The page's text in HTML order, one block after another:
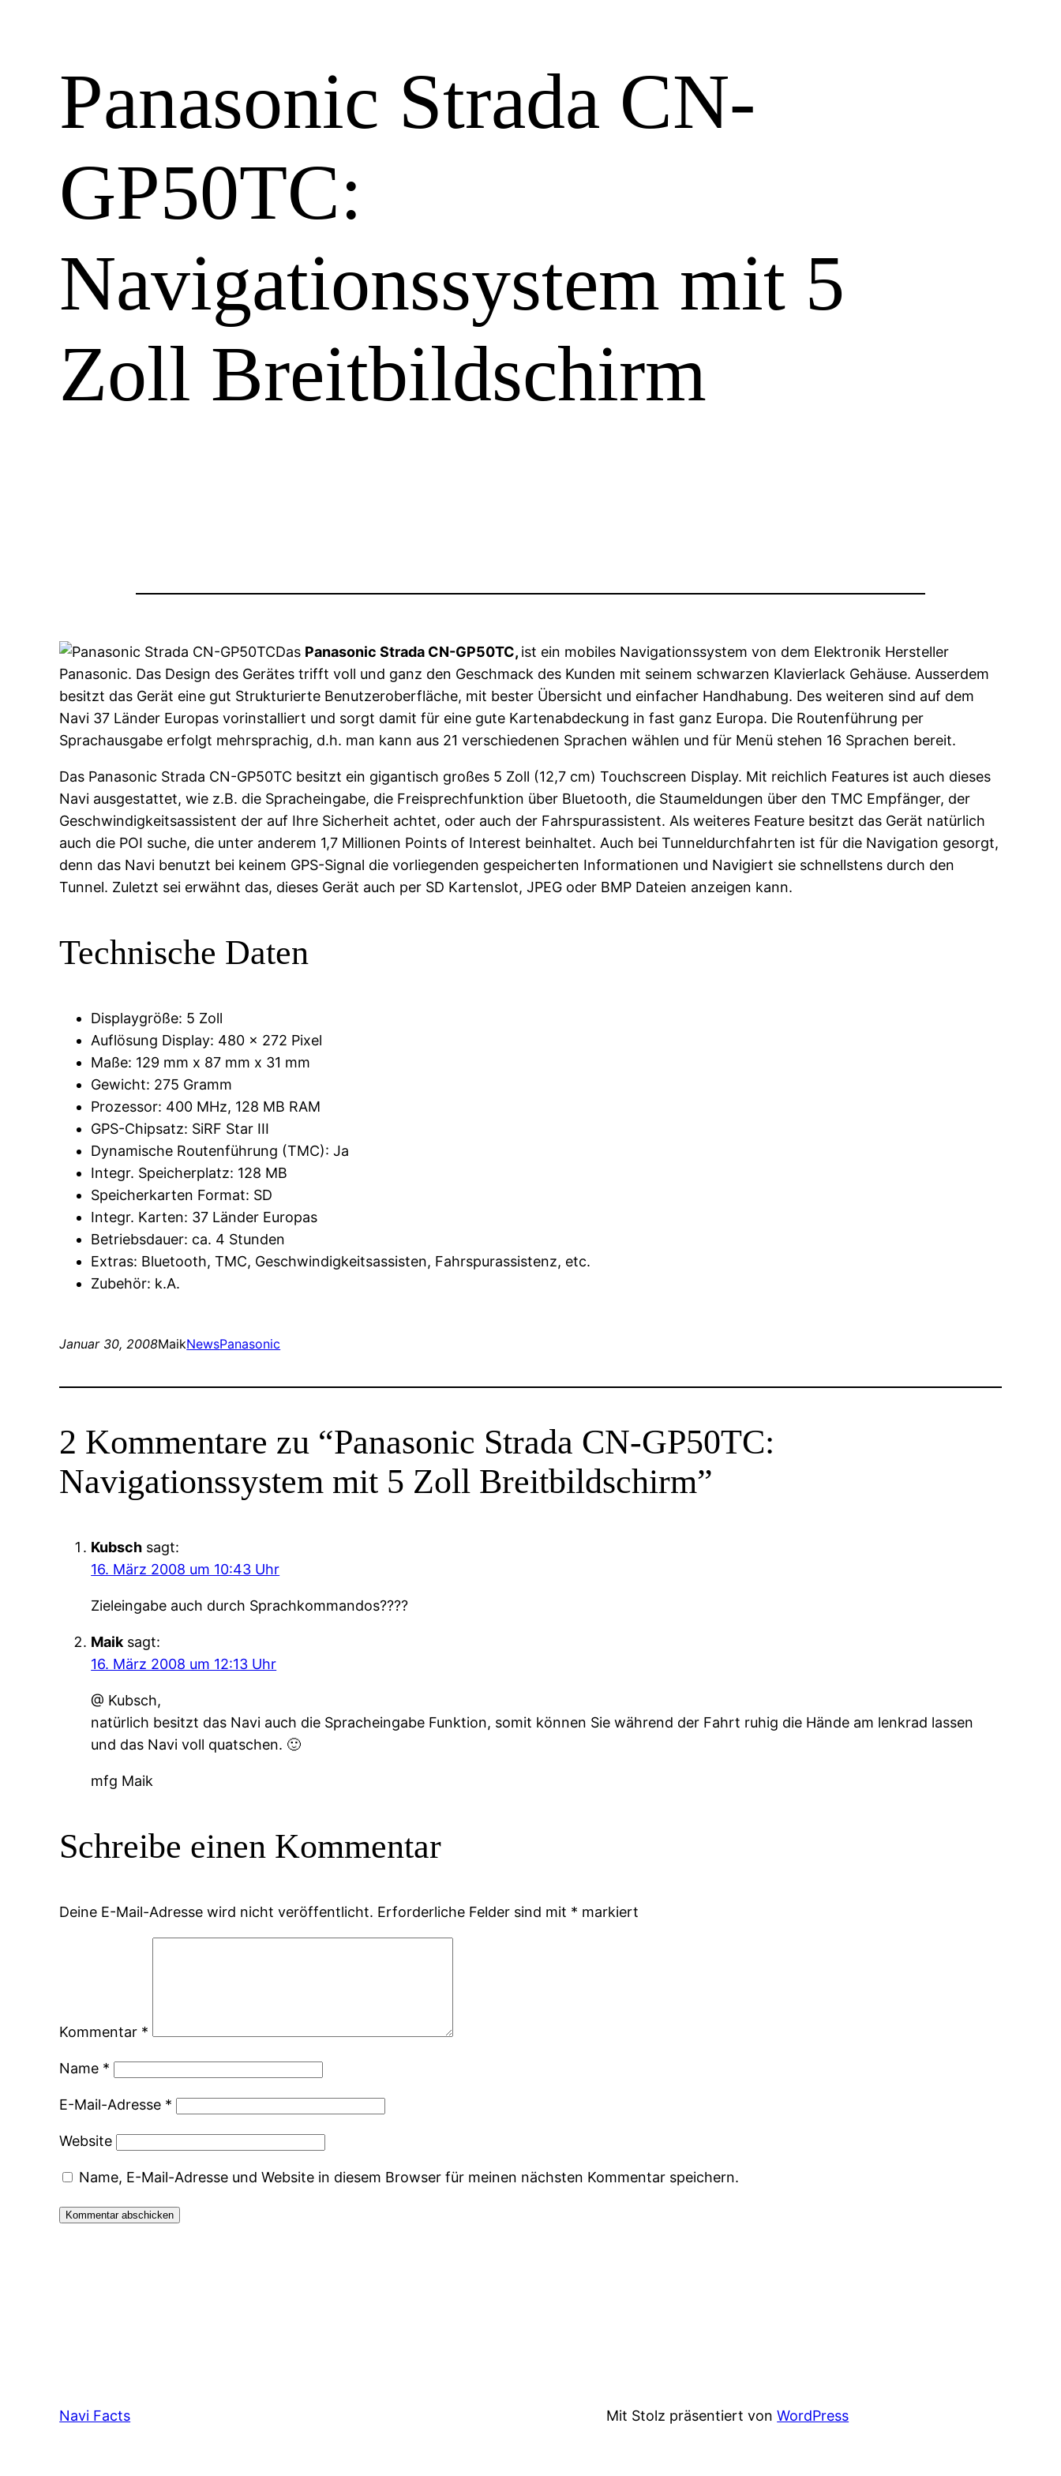
Panasonic Strada CN-
GP50TC:
Navigationssystem mit 5
Zoll Breitbildschirm
Das Panasonic Strada CN-GP50TC, ist ein mobiles Navigationssystem von dem Elektronik Hersteller
Panasonic. Das Design des Gerätes trifft voll und ganz den Geschmack des Kunden mit seinem schwarzen Klavierlack Gehäuse. Ausserdem
besitzt das Gerät eine gut Strukturierte Benutzeroberfläche, mit bester Übersicht und einfacher Handhabung. Des weiteren sind auf dem
Navi 37 Länder Europas vorinstalliert und sorgt damit für eine gute Kartenabdeckung in fast ganz Europa. Die Routenführung per
Sprachausgabe erfolgt mehrsprachig, d.h. man kann aus 21 verschiedenen Sprachen wählen und für Menü stehen 16 Sprachen bereit.
Das Panasonic Strada CN-GP50TC besitzt ein gigantisch großes 5 Zoll (12,7 cm) Touchscreen Display. Mit reichlich Features ist auch dieses
Navi ausgestattet, wie z.B. die Spracheingabe, die Freisprechfunktion über Bluetooth, die Staumeldungen über den TMC Empfänger, der
Geschwindigkeitsassistent der auf Ihre Sicherheit achtet, oder auch der Fahrspurassistent. Als weiteres Feature besitzt das Gerät natürlich
auch die POI suche, die unter anderem 1,7 Millionen Points of Interest beinhaltet. Auch bei Tunneldurchfahrten ist für die Navigation gesorgt,
denn das Navi benutzt bei keinem GPS-Signal die vorliegenden gespeicherten Informationen und Navigiert sie schnellstens durch den
Tunnel. Zuletzt sei erwähnt das, dieses Gerät auch per SD Kartenslot, JPEG oder BMP Dateien anzeigen kann.
Technische Daten
Displaygröße: 5 Zoll
Auflösung Display: 480 x 272 Pixel
Maße: 129 mm x 87 mm x 31 mm
Gewicht: 275 Gramm
Prozessor: 400 MHz, 128 MB RAM
GPS-Chipsatz: SiRF Star III
Dynamische Routenführung (TMC): Ja
Integr. Speicherplatz: 128 MB
Speicherkarten Format: SD
Integr. Karten: 37 Länder Europas
Betriebsdauer: ca. 4 Stunden
Extras: Bluetooth, TMC, Geschwindigkeitsassisten, Fahrspurassistenz, etc.
Zubehör: k.A.
Januar 30, 2008MaikNewsPanasonic
2 Kommentare zu “Panasonic Strada CN-GP50TC:
Navigationssystem mit 5 Zoll Breitbildschirm”
Kubsch sagt:
16. März 2008 um 10:43 Uhr
Zieleingabe auch durch Sprachkommandos????
Maik sagt:
16. März 2008 um 12:13 Uhr
@ Kubsch,
natürlich besitzt das Navi auch die Spracheingabe Funktion, somit können Sie während der Fahrt ruhig die Hände am lenkrad lassen
und das Navi voll quatschen. 🙂
mfg Maik
Schreibe einen Kommentar
Deine E-Mail-Adresse wird nicht veröffentlicht. Erforderliche Felder sind mit * markiert
Kommentar *
Name *
E-Mail-Adresse *
Website
Name, E-Mail-Adresse und Website in diesem Browser für meinen nächsten Kommentar speichern.
Navi Facts Mit Stolz präsentiert vonWordPress